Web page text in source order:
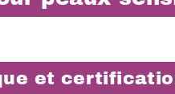
et